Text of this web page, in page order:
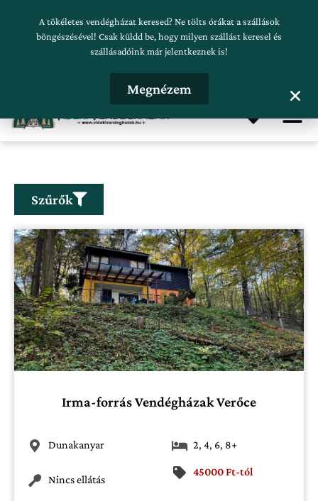
Szálláskeresés beküldése
Szűrők
Irma-forrás Vendégházak Verőce
Dunakanyar
Nincs ellátás
2, 4, 6, 8+
45000 Ft-tól
A tökéletes vendégházat keresed? Ne tölts órákat a szállások
böngészésével! Csak küldd be, hogy milyen szállást keresel és
szállásadóink már jelentkeznek is!
Megnézem